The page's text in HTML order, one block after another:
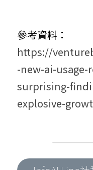
參考資料：
https://
-new-ai-usage-
surprising-
explosive-